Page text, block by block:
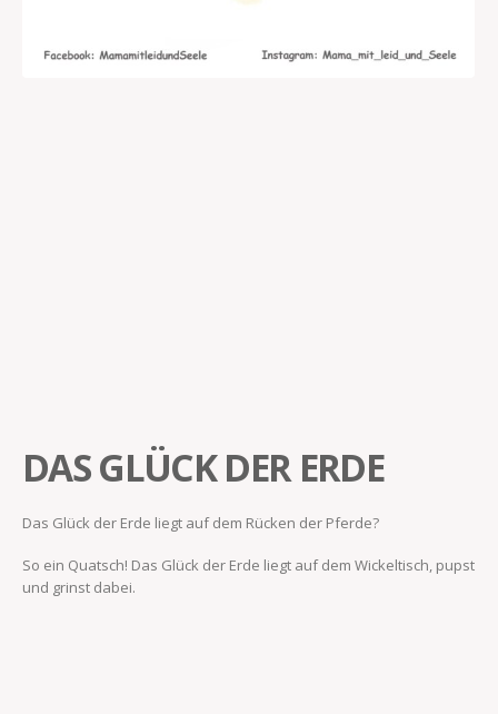
DAS GLÜCK DER ERDE
Das Glück der Erde liegt auf dem Rücken der Pferde?
So ein Quatsch! Das Glück der Erde liegt auf dem Wickeltisch, pupst
und grinst dabei.